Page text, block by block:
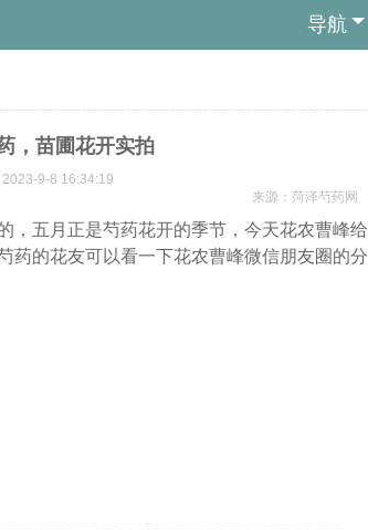
导航
，苗圃花开实拍
9-8 16:34:19
来源：菏泽芍药网
，五月正是芍药花开的季节，今天花农曹峰给
药的花友可以看一下花农曹峰微信朋友圈的分